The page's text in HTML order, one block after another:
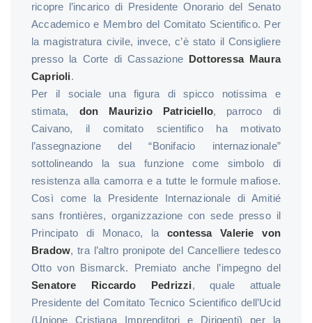
ricopre l’incarico di Presidente Onorario del Senato
Accademico e Membro del Comitato Scientifico. Per
la magistratura civile, invece, c’è stato il Consigliere
presso la Corte di Cassazione Dottoressa Maura
Caprioli.
Per il sociale una figura di spicco notissima e
stimata, don Maurizio Patriciello, parroco di
Caivano, il comitato scientifico ha motivato
l’assegnazione del “Bonifacio internazionale”
sottolineando la sua funzione come simbolo di
resistenza alla camorra e a tutte le formule mafiose.
Così come la Presidente Internazionale di Amitié
sans frontières, organizzazione con sede presso il
Principato di Monaco, la contessa Valerie von
Bradow, tra l’altro pronipote del Cancelliere tedesco
Otto von Bismarck. Premiato anche l’impegno del
Senatore Riccardo Pedrizzi, quale attuale
Presidente del Comitato Tecnico Scientifico dell’Ucid
(Unione Cristiana Imprenditori e Dirigenti) per la